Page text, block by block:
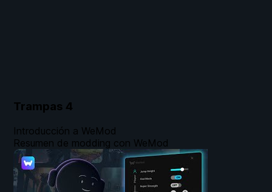
Trampas 4
Introducción a WeMod
Resumen de modding con WeMod